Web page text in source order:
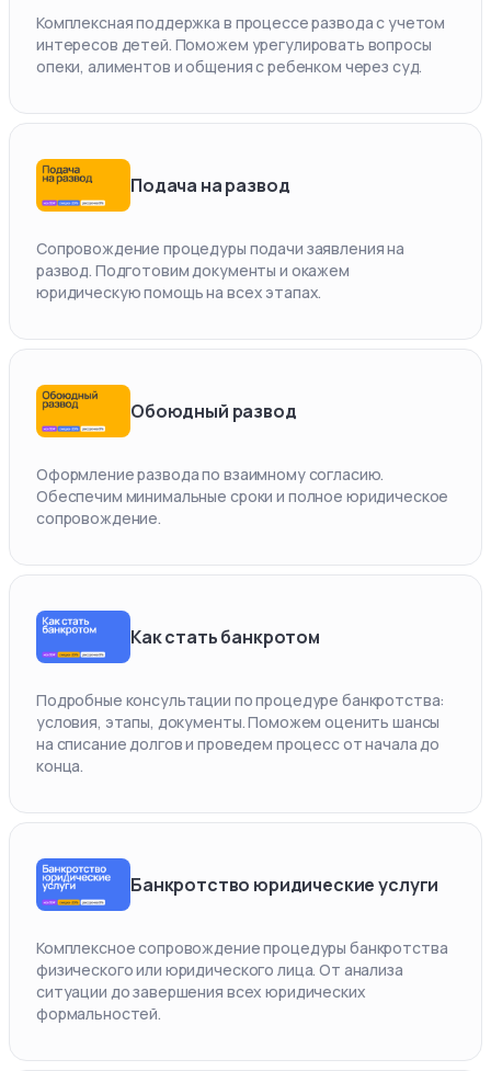
Комплексная поддержка в процессе развода с учетом
интересов детей. Поможем урегулировать вопросы
опеки, алиментов и общения с ребенком через суд.
Подача на развод
Сопровождение процедуры подачи заявления на
развод. Подготовим документы и окажем
юридическую помощь на всех этапах.
Обоюдный развод
Оформление развода по взаимному согласию.
Обеспечим минимальные сроки и полное юридическое
сопровождение.
Как стать банкротом
Подробные консультации по процедуре банкротства:
условия, этапы, документы. Поможем оценить шансы
на списание долгов и проведем процесс от начала до
конца.
Банкротство юридические услуги
Комплексное сопровождение процедуры банкротства
физического или юридического лица. От анализа
ситуации до завершения всех юридических
формальностей.